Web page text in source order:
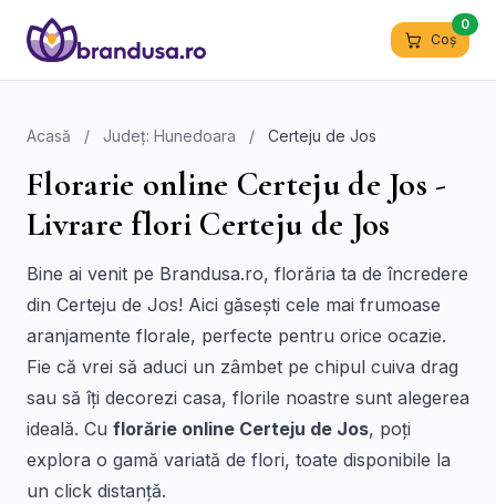
Coș
0
Acasă / Județ: Hunedoara / Certeju de Jos
Florarie online Certeju de Jos -
Livrare flori Certeju de Jos
Bine ai venit pe Brandusa.ro, florăria ta de încredere
din Certeju de Jos! Aici găsești cele mai frumoase
aranjamente florale, perfecte pentru orice ocazie.
Fie că vrei să aduci un zâmbet pe chipul cuiva drag
sau să îți decorezi casa, florile noastre sunt alegerea
ideală. Cu florărie online Certeju de Jos, poți
explora o gamă variată de flori, toate disponibile la
un click distanță.